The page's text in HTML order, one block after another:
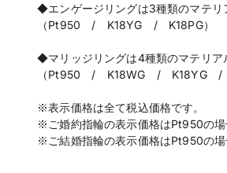
◆エンゲージリングは3種類のマテリ
（Pt950 / K18YG / K18PG）
◆マリッジリングは4種類のマテリア
（Pt950 / K18WG / K18YG /
※表示価格は全て税込価格です。
※ご婚約指輪の表示価格はPt950の
※ご結婚指輪の表示価格はPt950の